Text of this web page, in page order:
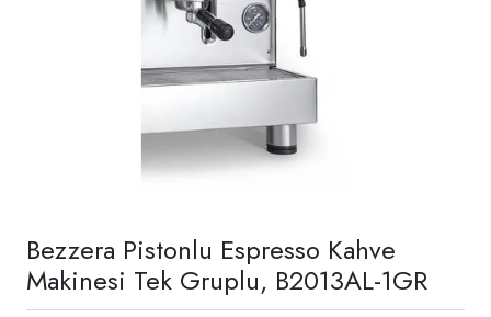
Bezzera Pistonlu Espresso Kahve
Makinesi Tek Gruplu, B2013AL-1GR